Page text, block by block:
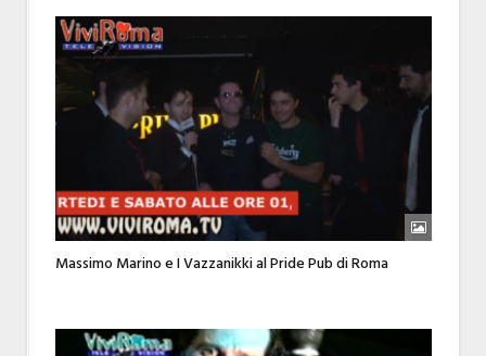
Massimo Marino e I Vazzanikki al Pride Pub di Roma